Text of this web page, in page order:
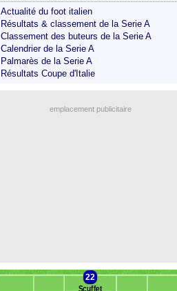
Actualité du foot italien
Résultats & classement de la Serie A
Classement des buteurs de la Serie A
Calendrier de la Serie A
Palmarès de la Serie A
Résultats Coupe d'Italie
emplacement publicitaire
22
Scuffet